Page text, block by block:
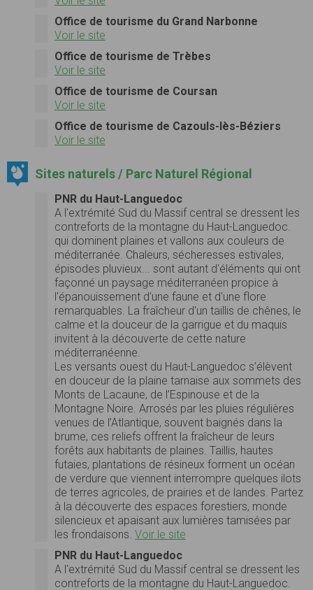
Office de tourisme du Grand Narbonne
Voir le site
Office de tourisme de Trèbes
Voir le site
Office de tourisme de Coursan
Voir le site
Office de tourisme de Cazouls-lès-Béziers
Voir le site
Sites naturels / Parc Naturel Régional
PNR du Haut-Languedoc
A l'extrémité Sud du Massif central se dressent les
contreforts de la montagne du Haut-Languedoc.
qui dominent plaines et vallons aux couleurs de
méditerranée. Chaleurs, sécheresses estivales,
épisodes pluvieux... sont autant d'éléments qui ont
façonné un paysage méditerranéen propice à
l'épanouissement d'une faune et d'une flore
remarquables. La fraîcheur d'un taillis de chênes, le
calme et la douceur de la garrigue et du maquis
invitent à la découverte de cette nature
méditerranéenne.
Les versants ouest du Haut-Languedoc s’élèvent
en douceur de la plaine tarnaise aux sommets des
Monts de Lacaune, de l’Espinouse et de la
Montagne Noire. Arrosés par les pluies régulières
venues de l’Atlantique, souvent baignés dans la
brume, ces reliefs offrent la fraîcheur de leurs
forêts aux habitants de plaines. Taillis, hautes
futaies, plantations de résineux forment un océan
de verdure que viennent interrompre quelques ilots
de terres agricoles, de prairies et de landes. Partez
à la découverte des espaces forestiers, monde
silencieux et apaisant aux lumières tamisées par
les frondaisons. Voir le site
PNR du Haut-Languedoc
A l'extrémité Sud du Massif central se dressent les
contreforts de la montagne du Haut-Languedoc.